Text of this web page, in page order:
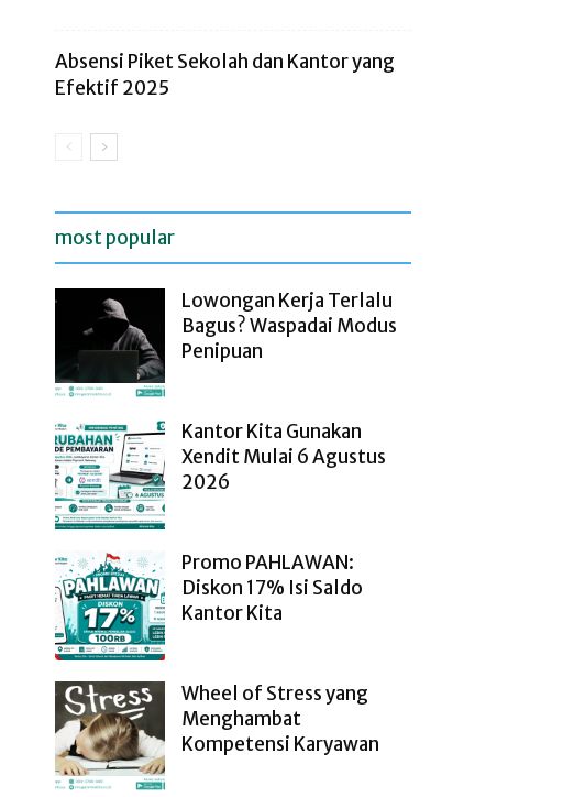
Absensi Piket Sekolah dan Kantor yang
Efektif 2025
most popular
Lowongan Kerja Terlalu
Bagus? Waspadai Modus
Penipuan
Kantor Kita Gunakan
Xendit Mulai 6 Agustus
2026
Promo PAHLAWAN:
Diskon 17% Isi Saldo
Kantor Kita
Wheel of Stress yang
Menghambat
Kompetensi Karyawan